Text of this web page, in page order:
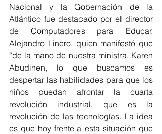
Nacional y la Gobernación de la
Atlántico fue destacado por el director
de Computadores para Educar,
Alejandro Linero, quien manifestó que
“de la mano de nuestra ministra, Karen
Abudinen, lo que buscamos es
despertar las habilidades para que los
niños puedan afrontar la cuarta
revolución industrial, que es la
revolución de las tecnologías. La idea
es que hoy frente a esta situación que